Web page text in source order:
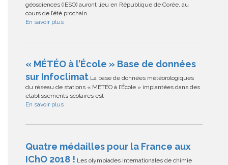
géosciences (IESO) auront lieu en République de Corée, au
cours de l’été prochain.
En savoir plus
« MÉTÉO à l’École » Base de données
sur Infoclimat La base de données météorologiques
du réseau de stations « MÉTÉO à l’École » implantées dans des
établissements scolaires est
En savoir plus
Quatre médailles pour la France aux
IChO 2018 ! Les olympiades internationales de chimie